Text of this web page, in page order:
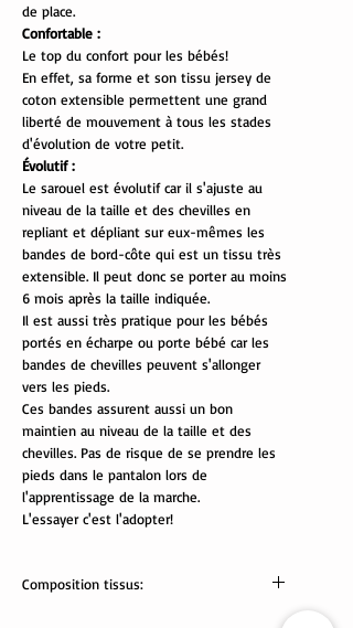
de place.
Confortable :
Le top du confort pour les bébés!
En effet, sa forme et son tissu jersey de
coton extensible permettent une grand
liberté de mouvement à tous les stades
d'évolution de votre petit.
Évolutif :
Le sarouel est évolutif car il s'ajuste au
niveau de la taille et des chevilles en
repliant et dépliant sur eux-mêmes les
bandes de bord-côte qui est un tissu très
extensible. Il peut donc se porter au moins
6 mois après la taille indiquée.
Il est aussi très pratique pour les bébés
portés en écharpe ou porte bébé car les
bandes de chevilles peuvent s'allonger
vers les pieds.
Ces bandes assurent aussi un bon
maintien au niveau de la taille et des
chevilles. Pas de risque de se prendre les
pieds dans le pantalon lors de
l'apprentissage de la marche.
L'essayer c'est l'adopter!
Composition tissus: